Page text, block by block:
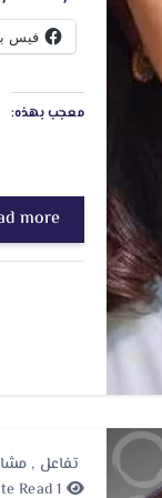
فيس
معجب بهذه:
more
تفاعل ,